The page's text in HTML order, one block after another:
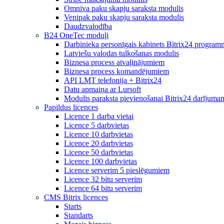
Omniva paku skapju saraksta modulis
Venipak paku skapju saraksta modulis
Daudzvalodība
B24 OneTec moduļi
Darbinieka personīgais kabinets Bitrix24
Latviešu valodas tulkošanas modulis
Biznesa process atvaļinājumiem
Biznesa process komandējumiem
API LMT telefonija + Bitrix24
Datu apmaiņa ar Lursoft
Modulis paraksta pievienošanai Bitrix24
Papildus licences
Licence 1 darba vietai
Licence 5 darbvietas
Licence 10 darbvietas
Licence 20 darbvietas
Licence 50 darbvietas
Licence 100 darbvietas
Licence serverim 5 pieslēgumiem
Licence 32 bitu serverim
Licence 64 bitu serverim
CMS Bitrix licences
Starts
Standarts